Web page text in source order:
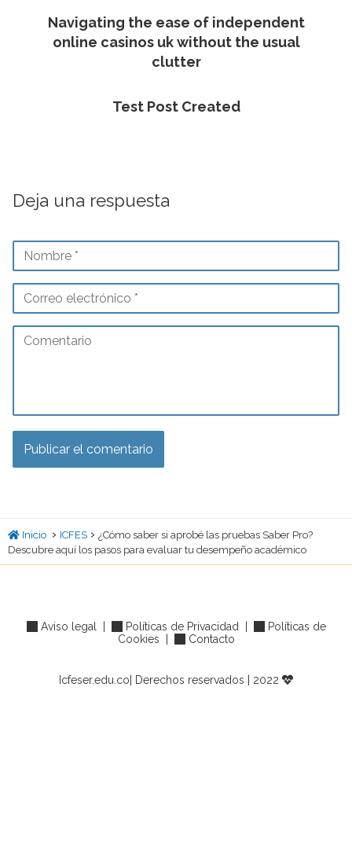
Navigating the ease of independent
online casinos uk without the usual
clutter
Test Post Created
Deja una respuesta
Inicio › ICFES › ¿Cómo saber si aprobé las pruebas Saber Pro?
Descubre aquí los pasos para evaluar tu desempeño académico
Aviso legal Políticas de Privacidad
Políticas de
Cookies
Contacto
Icfeser.edu.co| Derechos reservados | 2022